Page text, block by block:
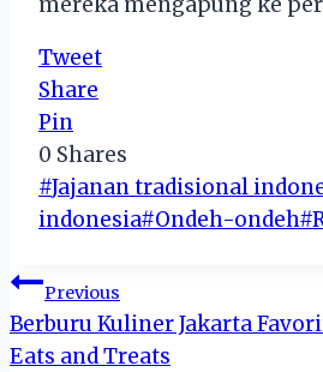
Tweet
Share
Pin
0 Shares
Post
Tags:
#Jajanan tradisional
indonesia#Ondeh-ondeh#
Post
navigation
Previous
Berburu Kuliner Jakarta
Eats and Treats